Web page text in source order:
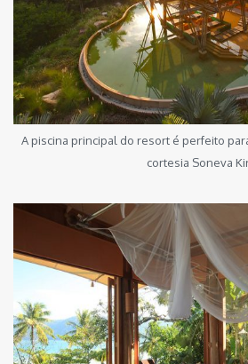
A piscina principal do resort é perfeito
cortesia Soneva